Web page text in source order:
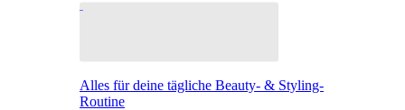
Alles für deine tägliche Beauty- & Styling-
Routine